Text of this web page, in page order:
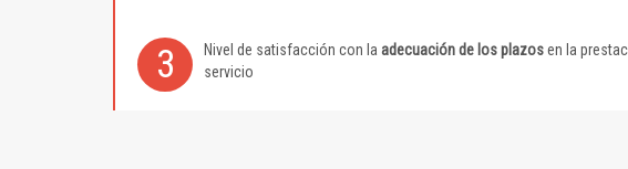
3 Nivel de satisfacción con la adecuación de los plazosen la
servicio